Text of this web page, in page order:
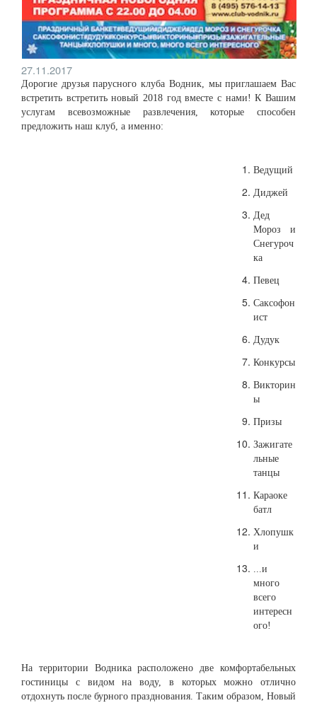
27.11.2017
Дорогие друзья парусного клуба Водник, мы приглашаем Вас
встретить встретить новый 2018 год вместе с нами! К Вашим
услугам всевозможные развлечения, которые способен
предложить наш клуб, а именно:
Ведущий
Диджей
Дед
Мороз и
Снегуроч
ка
Певец
Саксофон
ист
Дудук
Конкурсы
Викторин
ы
Призы
Зажигате
льные
танцы
Караоке
батл
Хлопушк
и
...и
много
всего
интересн
ого!
На территории Водника расположено две комфортабельных
гостиницы с видом на воду, в которых можно отлично
отдохнуть после бурного празднования. Таким образом, Новый